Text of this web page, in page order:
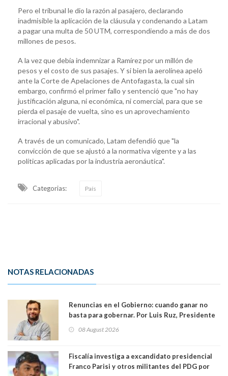
Pero el tribunal le dio la razón al pasajero, declarando
inadmisible la aplicación de la cláusula y condenando a Latam
a pagar una multa de 50 UTM, correspondiendo a más de dos
millones de pesos.
A la vez que debía indemnizar a Ramírez por un millón de
pesos y el costo de sus pasajes. Y si bien la aerolínea apeló
ante la Corte de Apelaciones de Antofagasta, la cual sin
embargo, confirmó el primer fallo y sentenció que "no hay
justificación alguna, ni económica, ni comercial, para que se
pierda el pasaje de vuelta, sino es un aprovechamiento
irracional y abusivo".
A través de un comunicado, Latam defendió que "la
convicción de que se ajustó a la normativa vigente y a las
políticas aplicadas por la industria aeronáutica".
Categorias: País
NOTAS RELACIONADAS
Renuncias en el Gobierno: cuando ganar no
basta para gobernar. Por Luis Ruz, Presidente
08 August 2026
Fiscalía investiga a excandidato presidencial
Franco Parisi y otros militantes del PDG por